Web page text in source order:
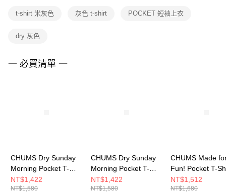
權轉讓予恩沛科技股份有限公司。
３．未成年的使用者請事先徵得法定代理人或監護人之同意方可使用
４．使用「AFTEE先享後付」時，將依據個別帳號之用戶狀況，依本公司即
t-shirt 米灰色 灰色 t-shirt POCKET 短袖上衣
dry 灰色
一 必買清單 一
CHUMS Dry Sunday
Morning Pocket T-
Shirt 男 短袖上衣 白色
CH012761W001
NT$1,422
NT$1,580
CHUMS Dry Sunday
Morning Pocket T-
Shirt 男 短袖上衣 深藍
CH012761N001
NT$1,422
NT$1,580
CHUMS Made
Fun! Pocket T-
短袖上衣 米灰色
CH012746G057
NT$1,512
NT$1,680